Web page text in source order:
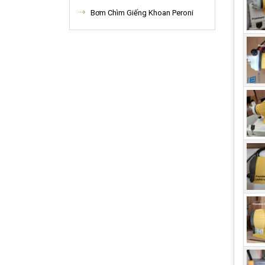
Bơm Chìm Giếng Khoan Peroni
2.
Do
Có